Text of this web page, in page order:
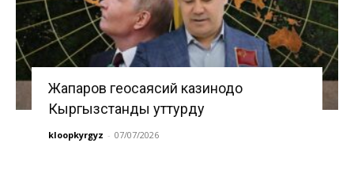
Жапаров геосаясий казинодо
Кыргызстанды уттурду
kloopkyrgyz - 07/07/2026